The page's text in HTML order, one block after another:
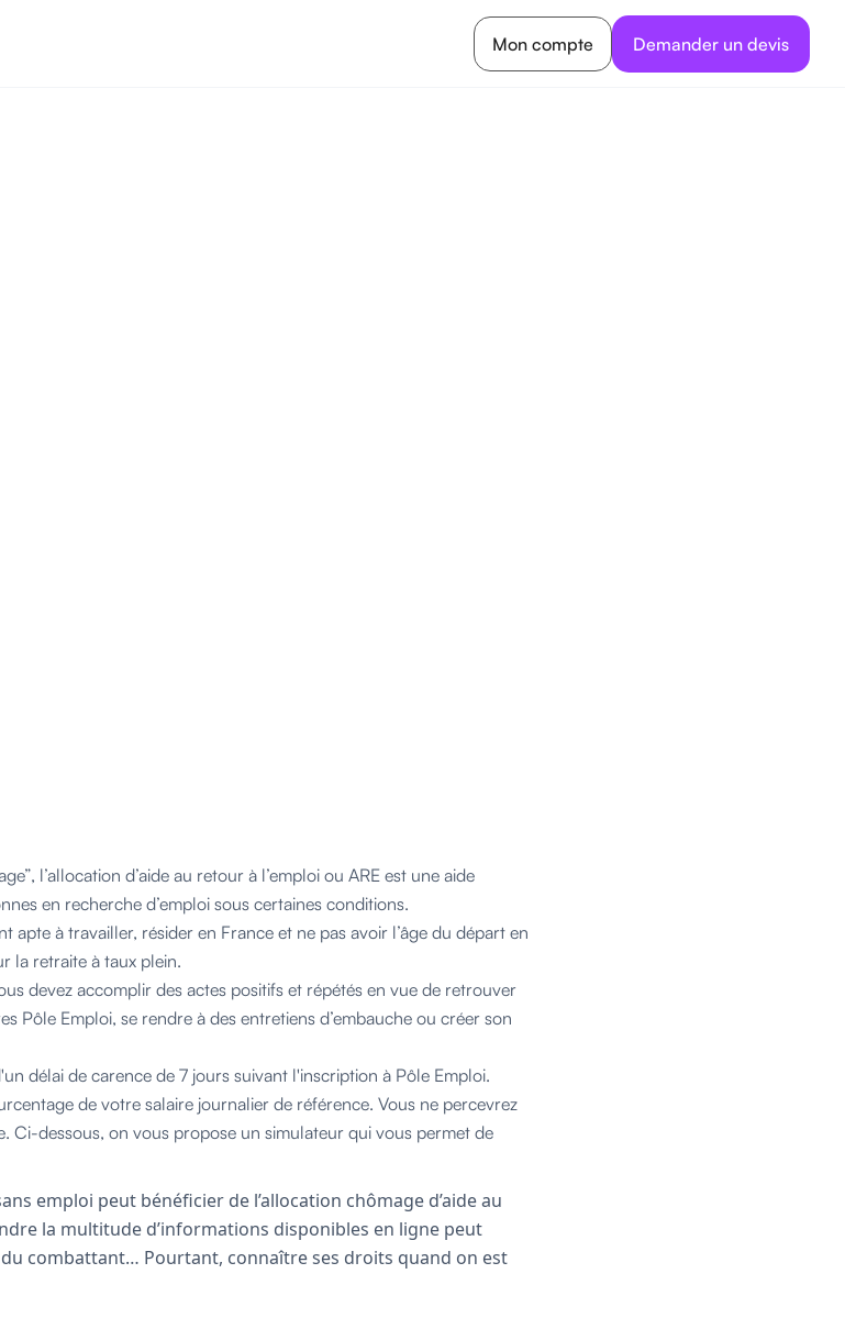
Mon compte Demander un devis
l’allocation d’aide au retour à l’emploi ou ARE est une aide
en recherche d’emploi sous certaines conditions.
apte à travailler, résider en France et ne pas avoir l’âge du départ en
la retraite à taux plein.
devez accomplir des actes positifs et répétés en vue de retrouver
Pôle Emploi, se rendre à des entretiens d’embauche ou créer son
délai de carence de 7 jours suivant l'inscription à Pôle Emploi.
de votre salaire journalier de référence. Vous ne percevrez
Ci-dessous, on vous propose un simulateur qui vous permet de
emploi peut bénéficier de l’allocation chômage d’aide au
la multitude d’informations disponibles en ligne peut
combattant… Pourtant, connaître ses droits quand on est